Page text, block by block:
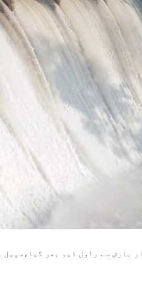
بارش سے راول ڈیم بھر